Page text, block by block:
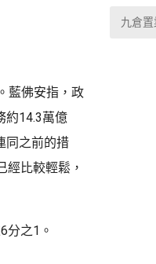
藍佛安指，政
約14.3萬億
同之前的措
比較輕鬆，
分之1。
九倉置